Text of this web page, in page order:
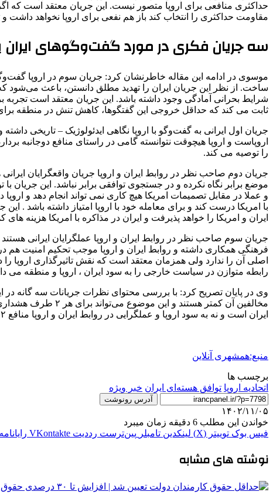
حداکثری منافعی برای اروپا متصور نیست. این جریان معتقد است که
مقاومت حداکثری را انتخاب کند باز هم نفعی برای اروپا نخواهد داشت و
سه جریان فکری در مورد گفت‌وگوهای ایران با
موسوی در ادامه این مقاله خاطرنشان کرد: جریان سوم در اروپا
ساخت. از نظر این جریان ایران را تهدید مطلق دانستن، باعث می‌شود
شرایط بحرانی آمادگی وجود داشته باشد. این جریان معتقد است
ثابت می کند که حداقل خروجی این گفتگوها، کاهش تنش در منطقه
جریان اول ایرانی به گفت‌وگو با اروپا نگاهی ایدئولوژیک – تاریخی
اروپاست و اروپا هیچوقت نتوانسته گامی در راستای منافع دوجانبه
را توصیه می کند.
جریان دوم صاحب نظر در روابط ایران و اروپا جریان واقعگرایان
موضع برابر نگاه نکرده و در جستجوی توافقی برابر نباشد. این جریان
و عملا در مقابل تصمیمات امریکا هیچ کاری نمی تواند انجام دهد و
با امریکا درست کند و برای معامله خود با اروپا امتیاز داشته باشد . این
ایران و امریکا را خواهد پذیرفت و ایران در مذاکره با امریکا هزینه
جریان سوم صاحب نظر در روابط ایران و اروپا عملگرایان ایرانی
فرهنگی همکاری داشته و روابط ایران و اروپا موجب تحکیم امنیت هم
اصلی آن را ندارد ولی همزمان معتقد است که نقش تاثیرگذاری اروپا
رابطه متوازن در سیاست خارجی را به سود ایران ، اروپا و منطقه
مخالفین آن کمتر
ایران است و نه به سود اروپا و عملگرایی در روابط ایران و اروپا منافع ۲ طرف و منطقه را تضمین می‌کند.
منبع:همشهری آنلاین
برچسب ها
اتحادیه اروپا توافق هسته‌ای ایران خبر ویژه
آدرس رونوشت
۱۴۰۲/۱۱/۰۵
خواندن این مطلب 6 دقیقه زمان میبرد
فیس بوک توییتر (X) لینکدین ‫تامبلر ‫پین‌ترست ‫رددیت ‫VKontakte رایانامه
نوشته های مشابه